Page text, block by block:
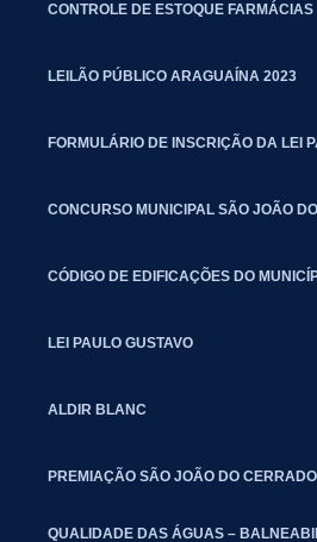
CONTROLE DE ESTOQUE FARMÁCIAS
LEILÃO PÚBLICO ARAGUAÍNA 2023
FORMULÁRIO DE INSCRIÇÃO DA LEI
CONCURSO MUNICIPAL SÃO JOÃO
CÓDIGO DE EDIFICAÇÕES DO
LEI PAULO GUSTAVO
ALDIR BLANC
PREMIAÇÃO SÃO JOÃO DO CERRADO
QUALIDADE DAS ÁGUAS –